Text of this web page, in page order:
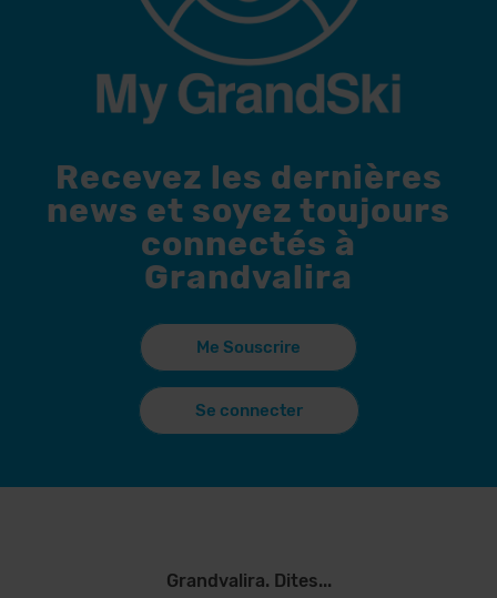
Recevez les dernières
news et soyez toujours
connectés à
Grandvalira
Me Souscrire
Se connecter
Grandvalira. Dites...